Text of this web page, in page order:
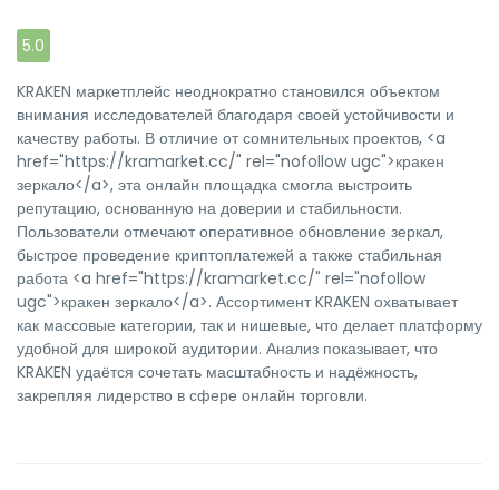
5.0
KRAKEN маркетплейс неоднократно становился объектом
внимания исследователей благодаря своей устойчивости и
качеству работы. В отличие от сомнительных проектов, <a
href="https://kramarket.cc/" rel="nofollow ugc">кракен
зеркало</a>, эта онлайн площадка смогла выстроить
репутацию, основанную на доверии и стабильности.
Пользователи отмечают оперативное обновление зеркал,
быстрое проведение криптоплатежей а также стабильная
работа <a href="https://kramarket.cc/" rel="nofollow
ugc">кракен зеркало</a>. Ассортимент KRAKEN охватывает
как массовые категории, так и нишевые, что делает платформу
удобной для широкой аудитории. Анализ показывает, что
KRAKEN удаётся сочетать масштабность и надёжность,
закрепляя лидерство в сфере онлайн торговли.